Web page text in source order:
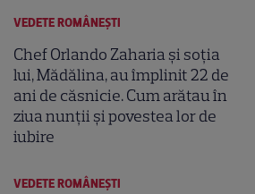
VEDETE ROMÂNEŞTI
Chef Orlando Zaharia și soția
lui, Mădălina, au împlinit 22 de
ani de căsnicie. Cum arătau în
ziua nunții și povestea lor de
iubire
VEDETE ROMÂNEŞTI